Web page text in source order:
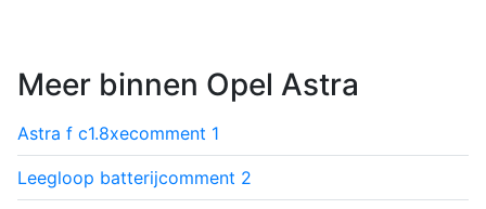
Meer binnen Opel Astra
Astra f c1.8xecomment 1
Leegloop batterijcomment 2